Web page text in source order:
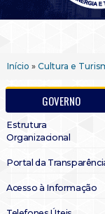
Início » Cultura e
GOVERNO
Estrutura
Organizacional
Portal da
Acesso à Informação